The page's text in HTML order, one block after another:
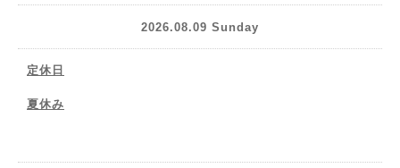
2026.08.09 Sunday
定休日
夏休み